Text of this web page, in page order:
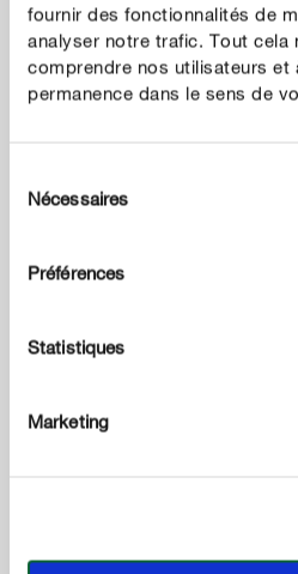
fournir des fonctionnalités de
analyser notre trafic. Tout cela
comprendre nos utilisateurs et
permanence dans le sens de
duNécessaires
Préférences
Statistiques
Marketing
Terreaux
Compost et Fibre de Bois idéal
Algoflash Naturasol